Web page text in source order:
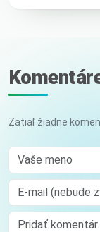
Zatiaľ žiadne
Vaše meno
E-mail (nebude
Comment